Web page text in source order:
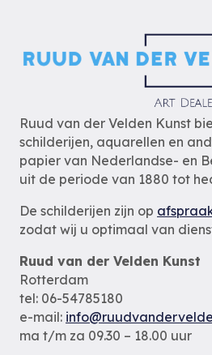
Ruud van der Velden Kunst
schilderijen, aquarellen en
papier van Nederlandse- en
uit de periode van 1880 tot
De schilderijen zijn op
zodat wij u optimaal van
Ruud van der Velden Kunst
Rotterdam
tel: 06-54785180
e-mail:
ma t/m za 09.30 – 18.00 uur